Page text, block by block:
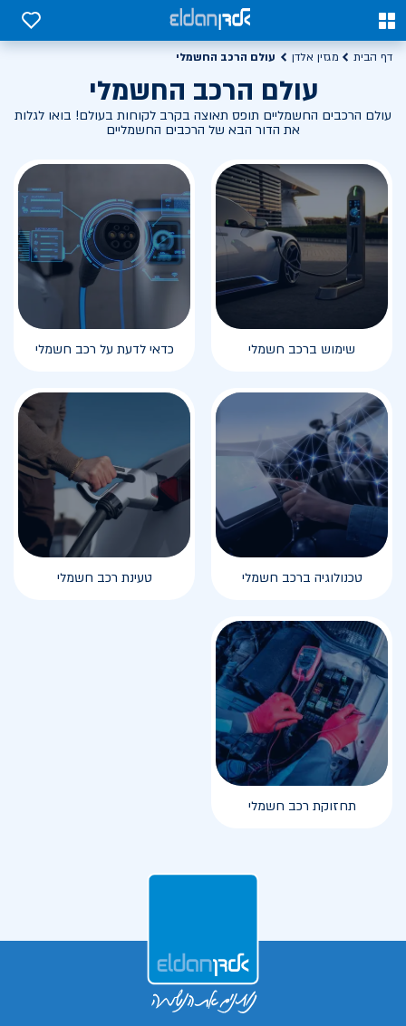
0
0
דף הבית מגזין אלדן עולם הרכב החשמלי
עולם הרכב החשמלי
עולם הרכבים החשמליים תופס תאוצה בקרב לקוחות בעולם! בואו לגלות
את הדור הבא של הרכבים החשמליים
שימוש ברכב חשמלי כדאי לדעת על רכב חשמלי
טכנולוגיה ברכב חשמלי טעינת רכב חשמלי
תחזוקת רכב חשמלי